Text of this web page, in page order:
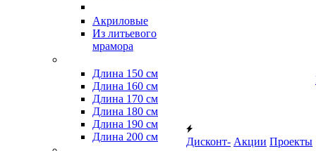
Акриловые
Из литьевого
мрамора
Длина 150 см
Длина 160 см
Длина 170 см
Длина 180 см
Длина 190 см
Длина 200 см
Дисконт- Акции Проекты